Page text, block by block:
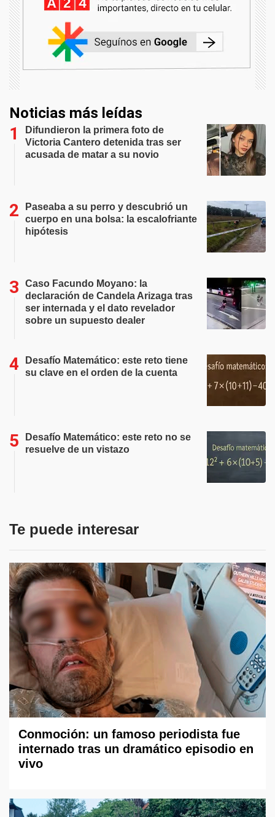
Noticias más leídas
Difundieron la primera foto de
Victoria Cantero detenida tras ser
acusada de matar a su novio
Paseaba a su perro y descubrió un
cuerpo en una bolsa: la escalofriante
hipótesis
Caso Facundo Moyano: la
declaración de Candela Arizaga tras
ser internada y el dato revelador
sobre un supuesto dealer
Desafío Matemático: este reto tiene
su clave en el orden de la cuenta
Desafío Matemático: este reto no se
resuelve de un vistazo
Te puede interesar
Conmoción: un famoso periodista fue
internado tras un dramático episodio en
vivo